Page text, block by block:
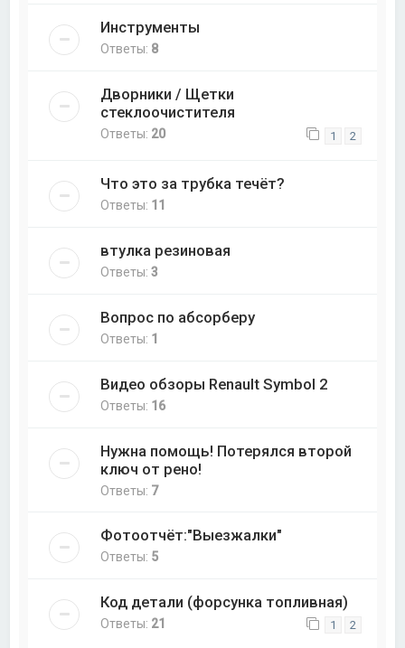
Инструменты
Ответы: 8
Дворники / Щетки
стеклоочистителя
Ответы: 20 1 2
Что это за трубка течёт?
Ответы: 11
втулка резиновая
Ответы:3
Вопрос по абсорберу
Ответы: 1
Видео обзоры Renault Symbol 2
Ответы: 16
Нужна помощь! Потерялся второй
ключ от рено!
Ответы: 7
Фотоотчёт:"Выезжалки"
Ответы: 5
Код детали (форсунка топливная)
Ответы: 21 1 2